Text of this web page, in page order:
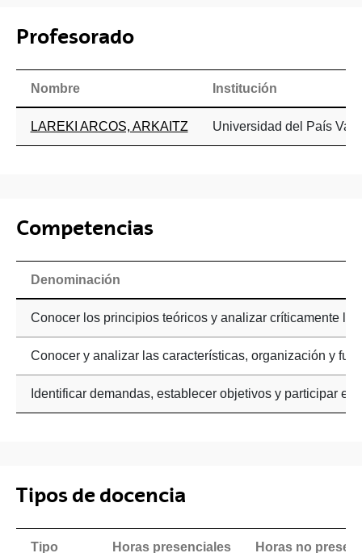
Profesorado
Nombre Institución
LAREKI ARCOS, ARKAITZ Universidad del País
Competencias
Denominación
Conocer los principios teóricos y analizar críticamente
Conocer y analizar las características, organización y
Identificar demandas, establecer objetivos y participar
Tipos de docencia
Tipo Horas presenciales Horas no